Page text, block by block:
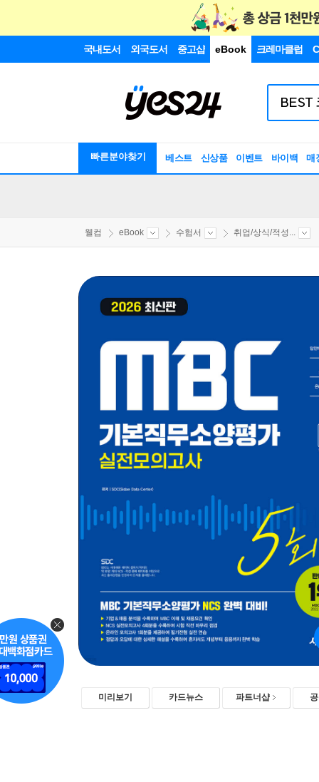
국내도서 외국도서 중고샵 eBook 크레마클럽
빠른분야찾기 베스트 신상품 이벤트 바이백 매
웰컴 eBook 수험서 취업/상식/적성...
미리보기 카드뉴스 파트너샵